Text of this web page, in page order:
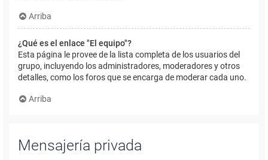
Arriba
¿Qué es el enlace "El equipo"?
Esta página le provee de la lista completa de los usuarios del
grupo, incluyendo los administradores, moderadores y otros
detalles, como los foros que se encarga de moderar cada uno.
Arriba
Mensajería privada